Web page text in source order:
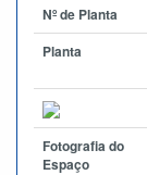
Nº de Planta
Planta
Fotografia do
Espaço